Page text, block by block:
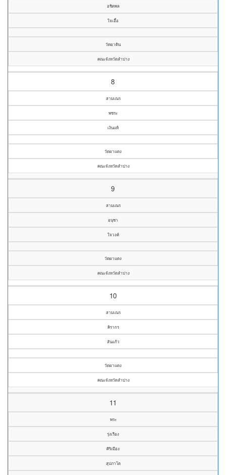
อชิตพล
ใจเอื้อ
วัดผาดิน
คณะจังหวัดลำปาง
8
สามเณร
พชระ
เงินแท้
วัดผาแดง
คณะจังหวัดลำปาง
9
สามเณร
อนุชา
ใจวงค์
วัดผาแดง
คณะจังหวัดลำปาง
10
สามเณร
คิรากร
สันแก้ว
วัดผาแดง
คณะจังหวัดลำปาง
11
พระ
รุ่งเรือง
ศิริเมือง
สุปภาโต